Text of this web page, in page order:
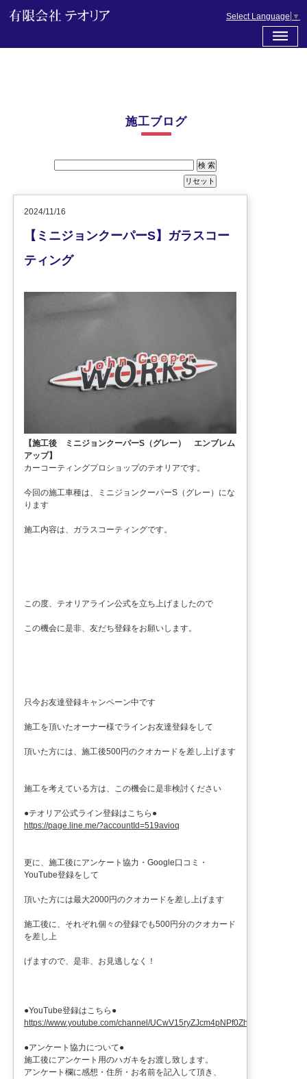
Select Language ▼
施工ブログ
2024/11/16
【ミニジョンクーパーS】ガラスコー
ティング
【施工後 ミニジョンクーパーS（グレー） エンブレム
アップ】
カーコーティングプロショップのテオリアです。
今回の施工車種は、ミニジョンクーパーS（グレー）にな
ります
施工内容は、ガラスコーティングです。
この度、テオリアライン公式を立ち上げましたので
この機会に是非、友だち登録をお願いします。
只今お友達登録キャンペーン中です
施工を頂いたオーナー様でラインお友達登録をして
頂いた方には、施工後500円のクオカードを差し上げます
施工を考えている方は、この機会に是非検討ください
●テオリア公式ライン登録はこちら●
https://page.line.me/?accountId=519avioq
更に、施工後にアンケート協力・Google口コミ・
YouTube登録をして
頂いた方には最大2000円のクオカードを差し上げます
施工後に、それぞれ個々の登録でも500円分のクオカード
を差し上
げますので、是非、お見逃しなく！
●YouTube登録はこちら●
https://www.youtube.com/channel/UCwV15ryZJcm4pNPf0ZhXu9g
●アンケート協力について●
施工後にアンケート用のハガキをお渡し致します。
アンケート欄に感想・住所・お名前を記入して頂き、